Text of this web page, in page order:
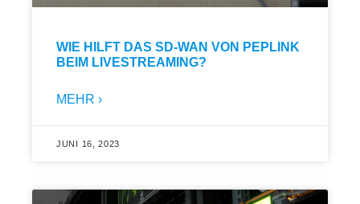
WIE HILFT DAS SD-WAN VON PEPLINK
BEIM LIVESTREAMING?
MEHR ›
JUNI 16, 2023